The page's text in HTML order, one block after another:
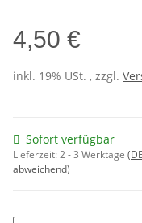
4,50 €
inkl. 19% USt. , zzgl.
Sofort verfügbar
Lieferzeit:2 - 3 Werktage
abweichend)